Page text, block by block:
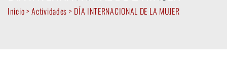
Inicio>Actividades > DÍA INTERNACIONAL DE LA MUJER